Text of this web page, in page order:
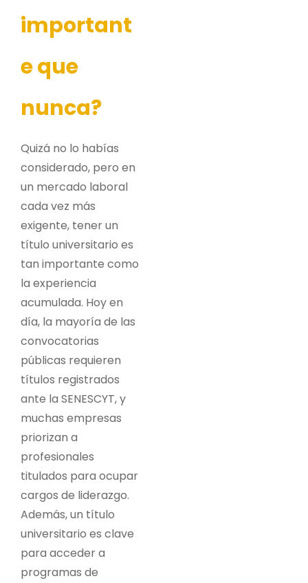
important
e que
nunca?
Quizá no lo habías
considerado, pero en
un mercado laboral
cada vez más
exigente, tener un
título universitario es
tan importante como
la experiencia
acumulada. Hoy en
día, la mayoría de las
convocatorias
públicas requieren
títulos registrados
ante la SENESCYT, y
muchas empresas
priorizan a
profesionales
titulados para ocupar
cargos de liderazgo.
Además, un título
universitario es clave
para acceder a
programas de